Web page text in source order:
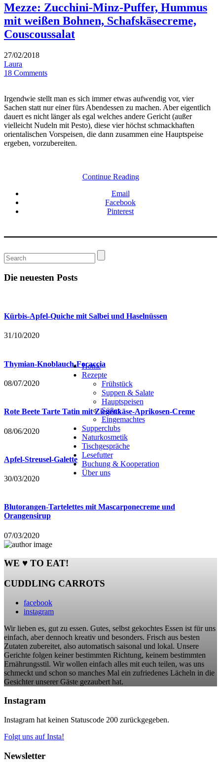
Home
Rezepte
Frühstück
Suppen & Salate
Hauptspeisen
Süßes
Eingemachtes
Supperclubs
Naturkosmetik
Tischgespräche
Lesefutter
Buchung & Kooperation
Über uns
Mezze: Zucchini-Minz-Puffer, Hummus
mit weißen Bohnen, Schafskäsecreme,
Couscoussalat
27/02/2018
Laura
18 Comments
Irgendwie stellt man es sich immer etwas aufwendig vor, vier
Sachen statt nur einer fürs Abendessen zu machen. Aber eigentlich
dauert es nicht länger als egal welches andere Gericht (außer
vielleicht Nudeln mit Pesto), diese vier höchst schmackhaften
orientalischen Vorspeisen, die dann zusammen eine Hauptspeise
ergeben, vorzubereiten.
Continue Reading
Email
Facebook
Pinterest
Die neuesten Posts
Kürbis-Apfel-Quiche mit Salbei und Haselnüssen
31/10/2020
Thymian-Knoblauch-Focaccia
08/07/2020
Rote Beete Tarte Tatin mit Ziegenkäse-Aprikosen-Creme
08/06/2020
Apfel-Streusel-Galette
30/03/2020
Blutorangen-Tartelettes mit Mascarponecreme und
Orangensirup
07/03/2020
WE ♥ TO EAT!
CUDDLING CARROTS
facebook
instagram
Wir lieben es, gut zu essen. Gutes, selbst gekochtes Essen ist für uns
einfach, aber dennoch kreativ und besonders. Frisch aus besten
Zutaten zubereitet, also automatisch saisonal und lokal. Unsere
Gerichte folgen keiner bestimmten Richtung, keinem bestimmten
Ernährungsstil. Wir wollen einfach alles mit euch teilen, was uns
schmeckt und schon so manches Mal ein zufriedenes Lächeln in die
Gesichter unserer Gäste gezaubert hat.
Instagram
Instagram hat keinen Statuscode 200 zurückgegeben.
Folgt uns auf Insta!
Newsletter